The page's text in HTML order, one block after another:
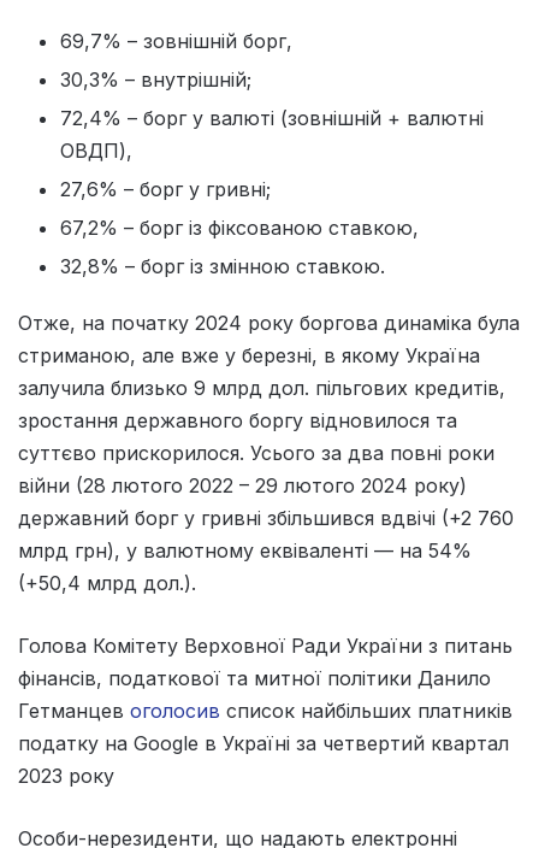
69,7% – зовнішній борг,
30,3% – внутрішній;
72,4% – борг у валюті (зовнішній + валютні
ОВДП),
27,6% – борг у гривні;
67,2% – борг із фіксованою ставкою,
32,8% – борг із змінною ставкою.
Отже, на початку 2024 року боргова динаміка була
стриманою, але вже у березні, в якому Україна
залучила близько 9 млрд дол. пільгових кредитів,
зростання державного боргу відновилося та
суттєво прискорилося. Усього за два повні роки
війни (28 лютого 2022 – 29 лютого 2024 року)
державний борг у гривні збільшився вдвічі (+2 760
млрд грн), у валютному еквіваленті — на 54%
(+50,4 млрд дол.).
Голова Комітету Верховної Ради України з питань
фінансів, податкової та митної політики Данило
Гетманцев оголосив список найбільших платників
податку на Google в Україні за четвертий квартал
2023 року
Особи-нерезиденти, що надають електронні